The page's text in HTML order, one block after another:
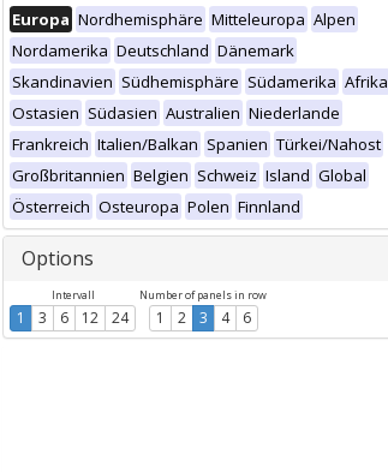
Europa Nordhemisphäre Mitteleuropa Alpen
Nordamerika Deutschland Dänemark
Skandinavien Südhemisphäre Südamerika Afrika
Ostasien Südasien Australien Niederlande
Frankreich Italien/Balkan Spanien Türkei/Nahost
Großbritannien Belgien Schweiz Island Global
Österreich Osteuropa Polen Finnland
Options
Intervall
1 3 6 12 24
Number of panels in row
1 2 3 4 6